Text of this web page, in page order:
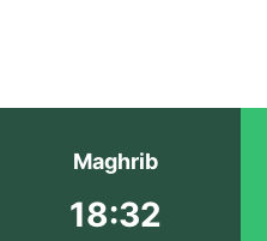
Maghrib
18:32